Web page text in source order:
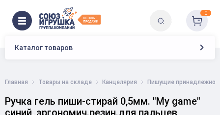
Каталог товаров
0
Главная Товары на складе Канцелярия Пишущие
Ручка гель пиши-стирай 0,5мм. "My game"
синий, эргономич.резин.для пальцев